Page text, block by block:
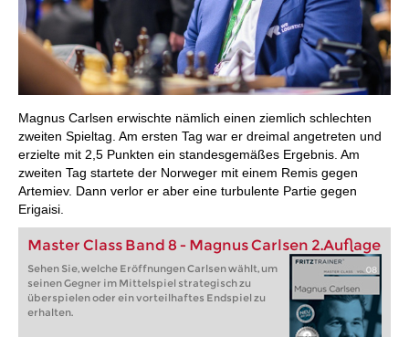
Magnus Carlsen erwischte nämlich einen ziemlich schlechten
zweiten Spieltag. Am ersten Tag war er dreimal angetreten und
erzielte mit 2,5 Punkten ein standesgemäßes Ergebnis. Am
zweiten Tag startete der Norweger mit einem Remis gegen
Artemiev. Dann verlor er aber eine turbulente Partie gegen
Erigaisi.
Master Class Band 8 - Magnus Carlsen 2.Auflage
Sehen Sie, welche Eröffnungen Carlsen wählt, um
seinen Gegner im Mittelspiel strategisch zu
überspielen oder ein vorteilhaftes Endspiel zu
erhalten.